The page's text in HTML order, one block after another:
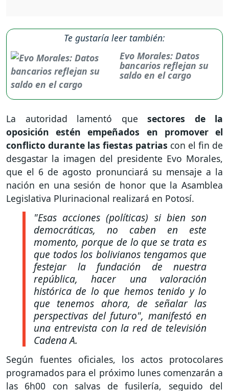
Te gustaría leer también:
Evo Morales: Datos
bancarios reflejan su
saldo en el cargo
La autoridad lamentó que sectores de la
oposición estén empeñados en promover el
conflicto durante las fiestas patrias con el fin de
desgastar la imagen del presidente Evo Morales,
que el 6 de agosto pronunciará su mensaje a la
nación en una sesión de honor que la Asamblea
Legislativa Plurinacional realizará en Potosí.
"Esas acciones (políticas) si bien son
democráticas, no caben en este
momento, porque de lo que se trata es
que todos los bolivianos tengamos que
festejar la fundación de nuestra
república, hacer una valoración
histórica de lo que hemos tenido y lo
que tenemos ahora, de señalar las
perspectivas del futuro", manifestó en
una entrevista con la red de televisión
Cadena A.
Según fuentes oficiales, los actos protocolares
programados para el próximo lunes comenzarán a
las 6h00 con salvas de fusilería, seguido del